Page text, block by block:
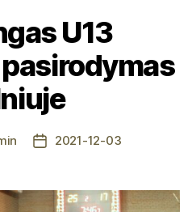
U13
Įrašo2021-12-03